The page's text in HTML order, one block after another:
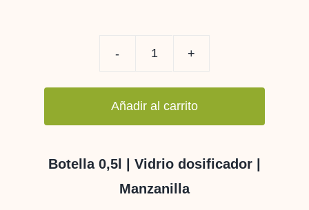
MANZANILLA
BOTELLA
500
Añadir al carrito
Botella 0,5l | Vidrio dosificador |
Manzanilla